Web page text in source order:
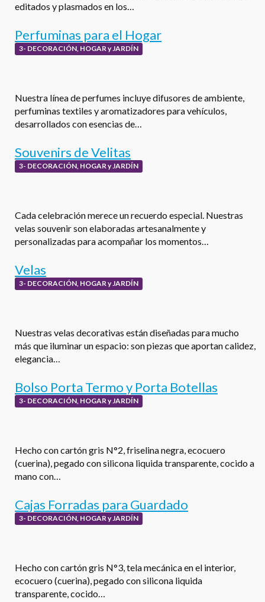
editados y plasmados en los…
Perfuminas para el Hogar
3- DECORACIÓN, HOGAR y JARDÍN
Nuestra línea de perfumes incluye difusores de ambiente,
perfuminas textiles y aromatizadores para vehículos,
desarrollados con esencias de…
Souvenirs de Velitas
3- DECORACIÓN, HOGAR y JARDÍN
Cada celebración merece un recuerdo especial. Nuestras
velas souvenir son elaboradas artesanalmente y
personalizadas para acompañar los momentos…
Velas
3- DECORACIÓN, HOGAR y JARDÍN
Nuestras velas decorativas están diseñadas para mucho
más que iluminar un espacio: son piezas que aportan calidez,
elegancia…
Bolso Porta Termo y Porta Botellas
3- DECORACIÓN, HOGAR y JARDÍN
Hecho con cartón gris N°2, friselina negra, ecocuero
(cuerina), pegado con silicona liquida transparente, cocido a
mano con…
Cajas Forradas para Guardado
3- DECORACIÓN, HOGAR y JARDÍN
Hecho con cartón gris N°3, tela mecánica en el interior,
ecocuero (cuerina), pegado con silicona liquida
transparente, cocido…